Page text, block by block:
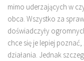
mimo uderzających w
obca. Wszystko za
doświadczyły
chce się je lepiej
działania. Jednak